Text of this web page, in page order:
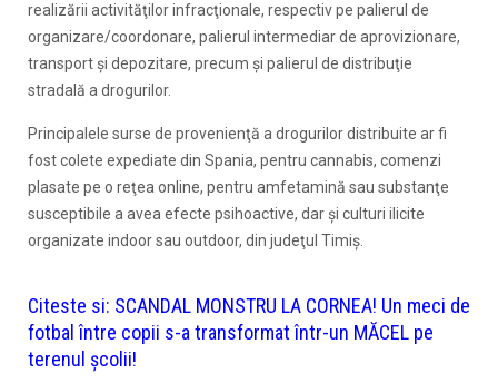
realizării activităţilor infracţionale, respectiv pe palierul de
organizare/coordonare, palierul intermediar de aprovizionare,
transport şi depozitare, precum şi palierul de distribuţie
stradală a drogurilor.
Principalele surse de provenienţă a drogurilor distribuite ar fi
fost colete expediate din Spania, pentru cannabis, comenzi
plasate pe o reţea online, pentru amfetamină sau substanţe
susceptibile a avea efecte psihoactive, dar şi culturi ilicite
organizate indoor sau outdoor, din judeţul Timiş.
Citeste si: SCANDAL MONSTRU LA CORNEA! Un meci de
fotbal între copii s-a transformat într-un MĂCEL pe
terenul școlii!